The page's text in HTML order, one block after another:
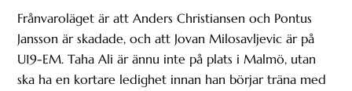
Frånvaroläget är att Anders Christiansen och Pontus
Jansson är skadade, och att Jovan Milosavljevic är på
U19-EM. Taha Ali är ännu inte på plats i Malmö, utan
ska ha en kortare ledighet innan han börjar träna med